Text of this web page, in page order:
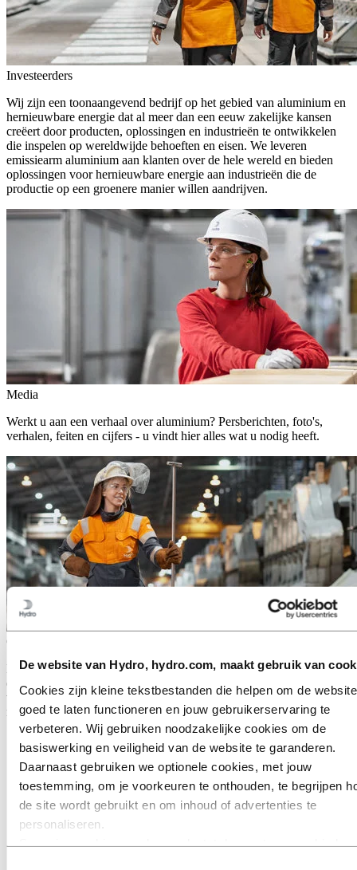
De website van Hydro, hydro.com, maakt gebruik van
Cookies zijn kleine tekstbestanden die helpen om de website
goed te laten functioneren en jouw gebruikerservaring te
verbeteren. Wij gebruiken noodzakelijke cookies om de
basiswerking en veiligheid van de website te garanderen.
Daarnaast gebruiken we optionele cookies, met jouw
toestemming, om je voorkeuren te onthouden, te begrijpen
de site wordt gebruikt en om inhoud of advertenties te
personaliseren.
Investeerders
Wij zijn een toonaangevend bedrijf op het gebied van aluminium en
hernieuwbare energie dat al meer dan een eeuw zakelijke kansen
creëert door producten, oplossingen en industrieën te ontwikkelen
die inspelen op wereldwijde behoeften en eisen. We leveren
emissiearm aluminium aan klanten over de hele wereld en bieden
oplossingen voor hernieuwbare energie aan industrieën die de
productie op een groenere manier willen aandrijven.
Media
Werkt u aan een verhaal over aluminium? Persberichten, foto's,
verhalen, feiten en cijfers - u vindt hier alles wat u nodig heeft.
Over Hydro
Hydro is een toonaangevend aluminium- en hernieuwbare
energiebedrijf dat zaken doet en samenwerkingsverbanden opbouwt
voor een duurzamere toekomst. We hebben 32.000 medewerkers op
meer dan 140 locaties en in 40 landen.
Aluminium
Producten
Branches waarin we actief zijn
Over aluminium
Innovatie en R&D
Ga naar:Energy
Ga naar:Duurzaamheid